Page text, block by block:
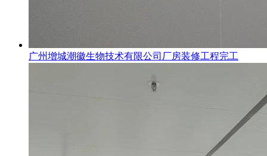
广州增城潮徽生物技术有限公司厂房装修工程完工